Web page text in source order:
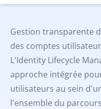
Gestion transparente
des comptes
L'Identity Lifecycle
approche intégrée
utilisateurs au sein
l'ensemble du